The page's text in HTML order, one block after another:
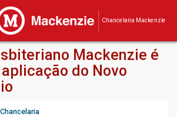
Chancelaria Mackenzie
Mackenzie é
do Novo
Chancelaria